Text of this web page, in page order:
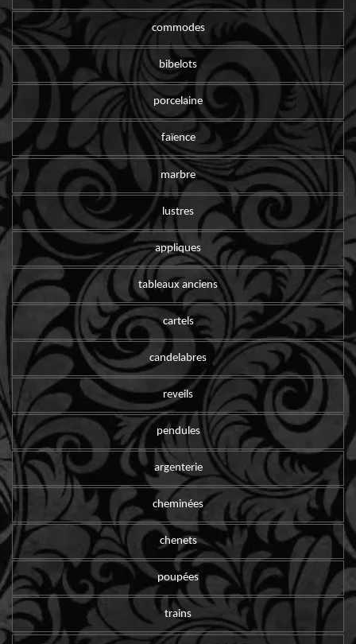
commodes
bibelots
porcelaine
faïence
marbre
lustres
appliques
tableaux anciens
cartels
candelabres
reveils
pendules
argenterie
cheminées
chenets
poupées
trains